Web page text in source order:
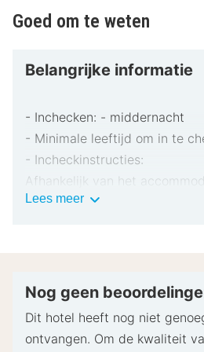
Cross Church en op 5,1 km van
Club.
Vlak bij de luchthaven
Goed om te weten
Belangrijke informatie
- Inchecken: - middernacht
- Minimale leeftijd om in te
- Incheckinstructies:
Afhankelijk van het
extra personen een toeslag in
pinpas of borgsom in
Speciale verzoeken worden
Lees meerBelangrijke
Nog geen
Dit hotel heeft nog niet
ontvangen. Om de kwaliteit